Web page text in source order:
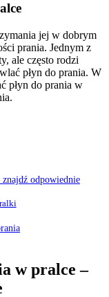
jej w dobrym
prania. Jednym z
ale często rodzi
płyn do prania. W
płyn do prania w
odpowiednie
w pralce –